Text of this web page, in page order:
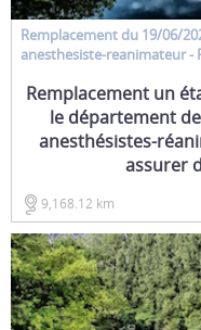
Remplacement du 19/06/
anesthesiste-reanimateur-
Remplacement un
le département
anesthésistes-
assurer
9,168.12 km